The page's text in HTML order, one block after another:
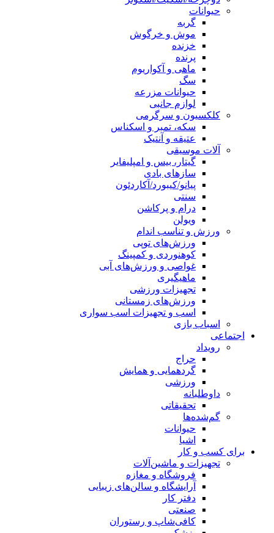
حیوانات
گربه
موش و خرگوش
خزنده
پرنده
ماهی و آکواریوم
سگ
حیوانات مزرعه
لوازم جانبی
کلکسیون و سرگرمی
سکه، تمبر و اسکناس
عتیقه و آنتیک
آلات موسیقی
گیتار، بیس و امپلیفایر
سازهای بادی
پیانو/کیبورد/آکاردئون
سنتی
درام و پرکاشن
ویولن
ورزش و تناسب اندام
ورزش‌های توپی
کوهنوردی و کمپینگ
غواصی و ورزش‌های آبی
ماهیگیری
تجهیزات ورزشی
ورزش‌های زمستانی
اسب و تجهیزات اسب سواری
اسباب‌ بازی
اجتماعی
رویداد
حراج
گردهمایی و همایش
ورزشی
داوطلبانه
تحقیقاتی
گم‌شده‌ها
حیوانات
اشیا
برای کسب و کار
تجهیزات و ماشین‌آلات
فروشگاه و مغازه
آرایشگاه و سالن‌های زیبایی
دفتر کار
صنعتی
کافی‌شاپ و رستوران